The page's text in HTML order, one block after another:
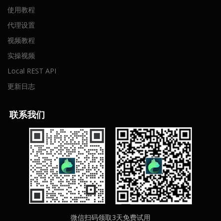
使用教程
代理设置
视频教程
实操视频
Local REST API
更新日志
联系我们
微信扫码领取3天免费试用